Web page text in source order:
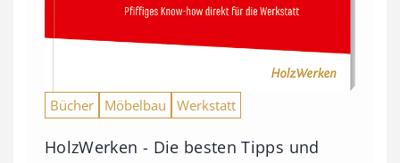
Bücher Möbelbau Werkstatt
HolzWerken - Die besten Tipps und